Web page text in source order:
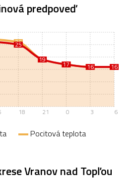
predpoveď
26
19
17 16 16
25
19
17 16 16
18 21 0 3 6
Pocitová teplota
Vranov nad Topľou